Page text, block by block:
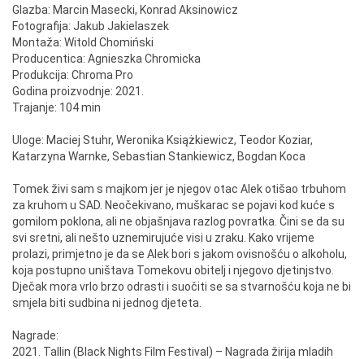
Glazba: Marcin Masecki, Konrad Aksinowicz
Fotografija: Jakub Jakielaszek
Montaža: Witold Chomiński
Producentica: Agnieszka Chromicka
Produkcija: Chroma Pro
Godina proizvodnje: 2021.
Trajanje: 104 min
Uloge: Maciej Stuhr, Weronika Książkiewicz, Teodor Koziar,
Katarzyna Warnke, Sebastian Stankiewicz, Bogdan Koca
Tomek živi sam s majkom jer je njegov otac Alek otišao trbuhom
za kruhom u SAD. Neočekivano, muškarac se pojavi kod kuće s
gomilom poklona, ali ne objašnjava razlog povratka. Čini se da su
svi sretni, ali nešto uznemirujuće visi u zraku. Kako vrijeme
prolazi, primjetno je da se Alek bori s jakom ovisnošću o alkoholu,
koja postupno uništava Tomekovu obitelj i njegovo djetinjstvo.
Dječak mora vrlo brzo odrasti i suočiti se sa stvarnošću koja ne bi
smjela biti sudbina ni jednog djeteta.
Nagrade:
2021. Tallin (Black Nights Film Festival) – Nagrada žirija mladih